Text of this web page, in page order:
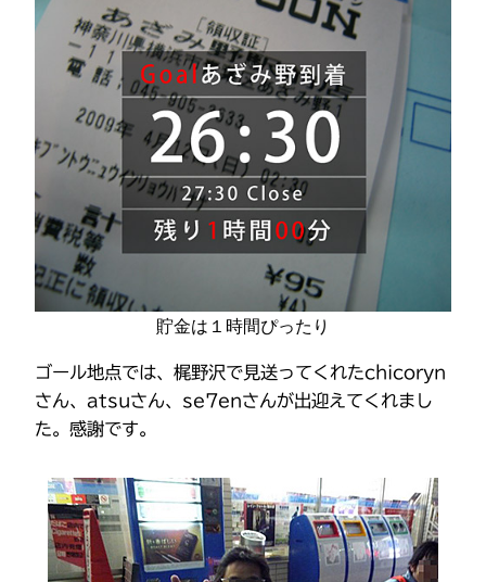
貯金は１時間ぴったり
ゴール地点では、梶野沢で見送ってくれたchicoryn
さん、atsuさん、se7enさんが出迎えてくれまし
た。感謝です。